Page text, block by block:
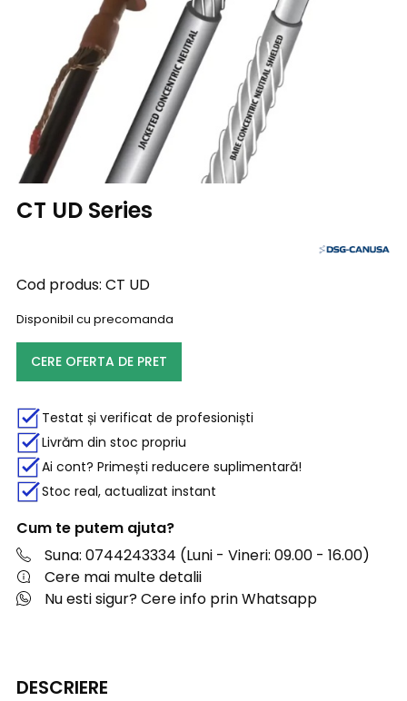
CT UD Series
Cod produs: CT UD
Disponibil cu precomanda
CERE OFERTA DE PRET
Testat și verificat de profesioniști
Livrăm din stoc propriu
Ai cont? Primești reducere suplimentară!
Stoc real, actualizat instant
Cum te putem ajuta?
Suna: 0744243334 (Luni - Vineri: 09.00 - 16.00)
Cere mai multe detalii
Nu esti sigur? Cere info prin Whatsapp
DESCRIERE